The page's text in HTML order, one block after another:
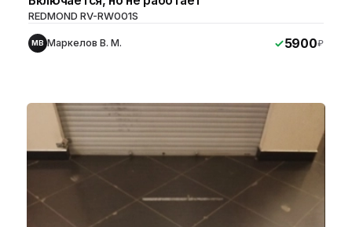
REDMOND RV-RW001S
МВ Маркелов В. М. 5900₽